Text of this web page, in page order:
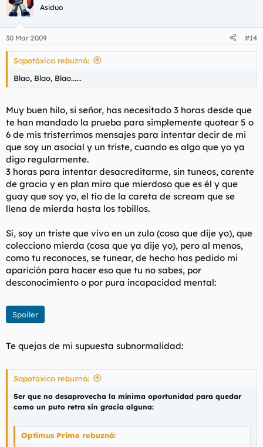
Asiduo
30 Mar 2009 #14
Sapotóxico rebuznó:
Blao, Blao, Blao......
Muy buen hilo, si señor, has necesitado 3 horas desde que
te han mandado la prueba para simplemente quotear 5 o
6 de mis tristerrimos mensajes para intentar decir de mi
que soy un asocial y un triste, cuando es algo que yo ya
digo regularmente.
3 horas para intentar desacreditarme, sin tuneos, carente
de gracia y en plan mira que mierdoso que es él y que
guay que soy yo, el tío de la careta de scream que se
llena de mierda hasta los tobillos.
Sí, soy un triste que vivo en un zulo (cosa que dije yo), que
colecciono mierda (cosa que ya dije yo), pero al menos,
como tu reconoces, se tunear, de hecho has pedido mi
aparición para hacer eso que tu no sabes, por
desconocimiento o por pura incapacidad mental:
Spoiler
Te quejas de mi supuesta subnormalidad:
Sapotóxico rebuznó:
Ser que no desaprovecha la mínima oportunidad para quedar
como un puto retra sin gracia alguna:
Optimus Prime rebuznó: